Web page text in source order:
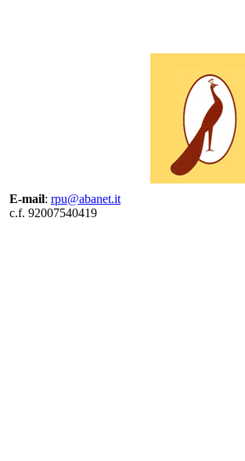
E-mail: rpu@abanet.it
c.f. 92007540419